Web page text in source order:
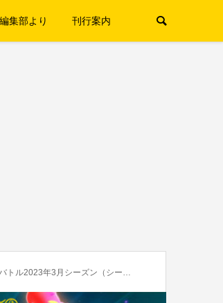
編集部より 刊行案内
3月シーズン（シーズン4）が開催中！